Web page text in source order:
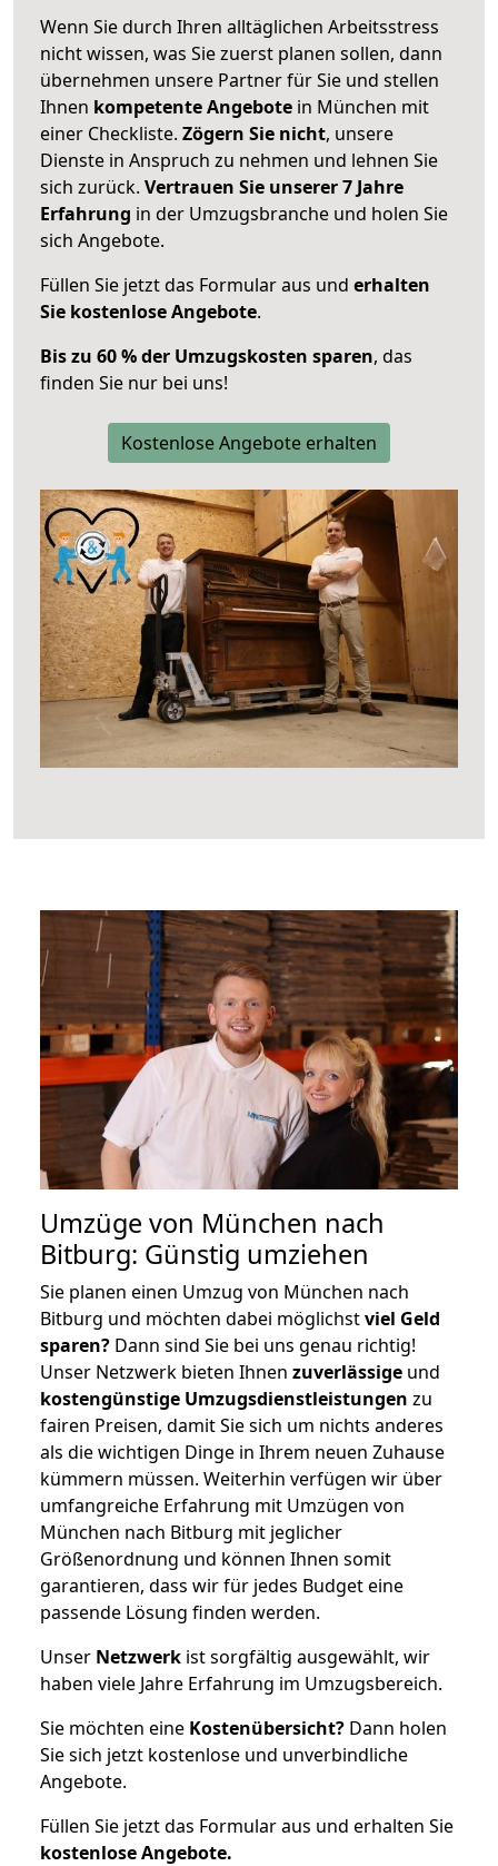
Wenn Sie durch Ihren alltäglichen Arbeitsstress
nicht wissen, was Sie zuerst planen sollen, dann
übernehmen unsere Partner für Sie und stellen
Ihnen kompetente Angebote in München mit
einer Checkliste. Zögern Sie nicht, unsere
Dienste in Anspruch zu nehmen und lehnen Sie
sich zurück. Vertrauen Sie unserer 7 Jahre
Erfahrung in der Umzugsbranche und holen Sie
sich Angebote.
Füllen Sie jetzt das Formular aus und erhalten
Sie kostenlose Angebote.
Bis zu 60 % der Umzugskosten sparen, das
finden Sie nur bei uns!
Kostenlose Angebote erhalten
Umzüge von München nach
Bitburg: Günstig umziehen
Sie planen einen Umzug von München nach
Bitburg und möchten dabei möglichstviel Geld
sparen? Dann sind Sie bei uns genau richtig!
Unser Netzwerk bieten Ihnen zuverlässige und
kostengünstige Umzugsdienstleistungen zu
fairen Preisen, damit Sie sich um nichts anderes
als die wichtigen Dinge in Ihrem neuen Zuhause
kümmern müssen. Weiterhin verfügen wir über
umfangreiche Erfahrung mit Umzügen von
München nach Bitburg mit jeglicher
Größenordnung und können Ihnen somit
garantieren, dass wir für jedes Budget eine
passende Lösung finden werden.
Unser Netzwerk ist sorgfältig ausgewählt, wir
haben viele Jahre Erfahrung im Umzugsbereich.
Sie möchten eine Kostenübersicht? Dann holen
Sie sich jetzt kostenlose und unverbindliche
Angebote.
Füllen Sie jetzt das Formular aus und erhalten Sie
kostenloseAngebote.